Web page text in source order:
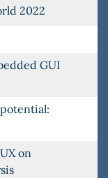
2022
GUI
on